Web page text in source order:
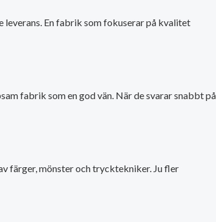
En fabrik som fokuserar på kvalitet
fabrik som en god vän. När de svarar snabbt på
färger, mönster och trycktekniker. Ju fler